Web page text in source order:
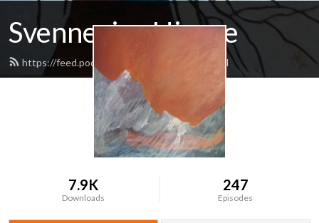
Svennevigs Hjørne
https://feed.podbean.com/svennevig/feed.xml
7.9K
Downloads
247
Episodes